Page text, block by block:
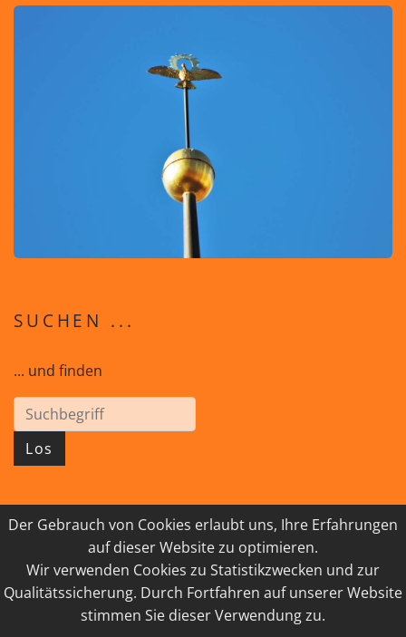
Der Gebrauch von Cookies erlaubt uns, Ihre Erfahrungen
auf dieser Website zu optimieren.
Wir verwenden Cookies zu Statistikzwecken und zur
Qualitätssicherung. Durch Fortfahren auf unserer Website
stimmen Sie dieser Verwendung zu.
SUCHEN ...
... und finden
Los
© 2026 GEISTreich - Diözese Innsbruck
IMPRESSUM
LINKSAMMLUNG
DATENSCHUTZ
KONTAKT